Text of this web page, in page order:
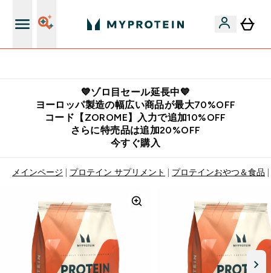
💙ゾロ目セール延長中💙
ヨーロッパ製造の幅広い商品が最大70%OFF
コード【ZOROME】入力で追加10%OFF
さらに特売品は追加20%OFF
今すぐ購入
メインページ プロテイン サプリメント プロテインおやつ＆食品